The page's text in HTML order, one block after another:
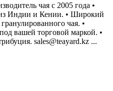
чая с 2005 года •
Индии и Кении. • Широкий
чая. •
вашей торговой маркой. •
sales@teayard.kz ...